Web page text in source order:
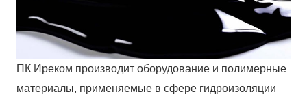
ПК Иреком производит оборудование и полимерные
материалы, применяемые в сфере гидроизоляции